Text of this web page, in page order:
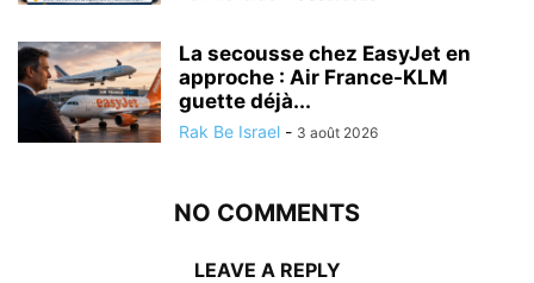
La secousse chez EasyJet en
approche : Air France-KLM
guette déjà...
Rak Be Israel - 3 août 2026
NO COMMENTS
LEAVE A REPLY